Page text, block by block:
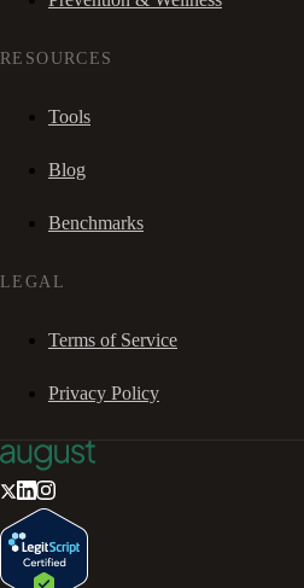
RESOURCES
Tools
Blog
Benchmarks
LEGAL
Terms of Service
Privacy Policy